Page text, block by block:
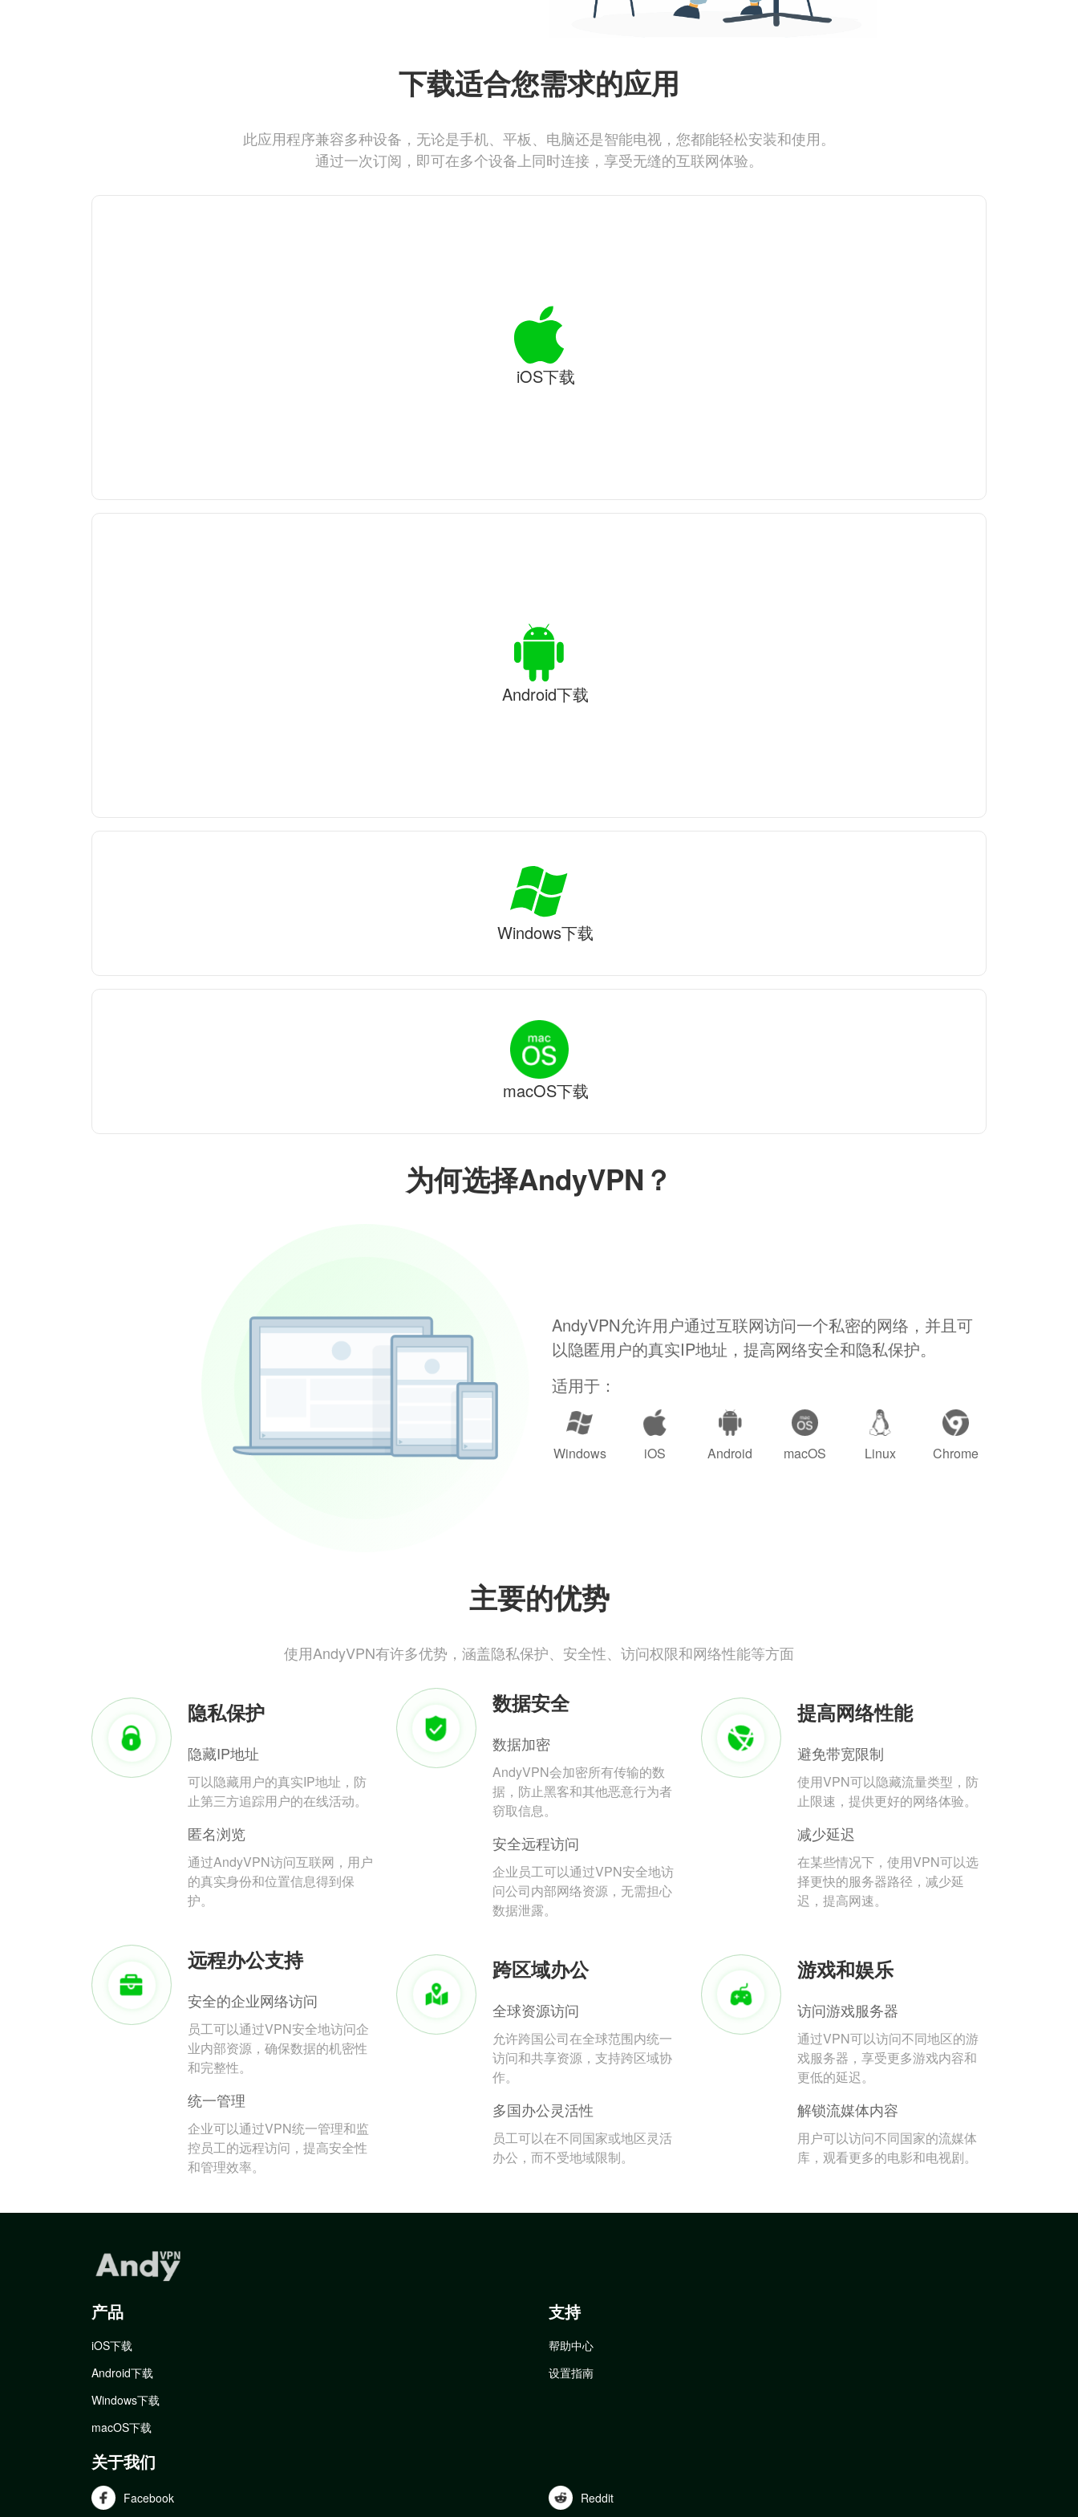
为何选择AndyVPN？
AndyVPN允许用户通过互联网访问一个私密的网络，并且可
以隐匿用户的真实IP地址，提高网络安全和隐私保护。
适用于：
Windows iOS Android macOS Linux Chrome
主要的优势
使用AndyVPN有许多优势，涵盖隐私保护、安全性、访问权限和网络性能等方面
隐私保护
隐藏IP地址
可以隐藏用户的真实IP地址，防
止第三方追踪用户的在线活动。
匿名浏览
通过AndyVPN访问互联网，用户
的真实身份和位置信息得到保
护。
数据安全
数据加密
AndyVPN会加密所有传输的数
据，防止黑客和其他恶意行为者
窃取信息。
安全远程访问
企业员工可以通过VPN安全地访
问公司内部网络资源，无需担心
数据泄露。
提高网络性能
避免带宽限制
使用VPN可以隐藏流量类型，防
止限速，提供更好的网络体验。
减少延迟
在某些情况下，使用VPN可以选
择更快的服务器路径，减少延
迟，提高网速。
远程办公支持
安全的企业网络访问
员工可以通过VPN安全地访问企
业内部资源，确保数据的机密性
和完整性。
统一管理
企业可以通过VPN统一管理和监
控员工的远程访问，提高安全性
和管理效率。
跨区域办公
全球资源访问
允许跨国公司在全球范围内统一
访问和共享资源，支持跨区域协
作。
多国办公灵活性
员工可以在不同国家或地区灵活
办公，而不受地域限制。
游戏和娱乐
访问游戏服务器
通过VPN可以访问不同地区的游
戏服务器，享受更多游戏内容和
更低的延迟。
解锁流媒体内容
用户可以访问不同国家的流媒体
库，观看更多的电影和电视剧。
下载适合您需求的应用
此应用程序兼容多种设备，无论是手机、平板、电脑还是智能电视，您都能轻松安装和使用。
通过一次订阅，即可在多个设备上同时连接，享受无缝的互联网体验。
iOS下载
Android下载
Windows下载
macOS下载
产品
iOS下载
Android下载
Windows下载
macOS下载
支持
帮助中心
设置指南
关于我们
Facebook Reddit